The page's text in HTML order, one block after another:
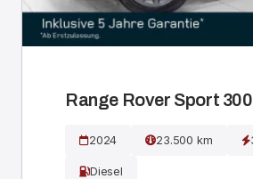
Range Rover Sport
2024 23.500 km
Diesel